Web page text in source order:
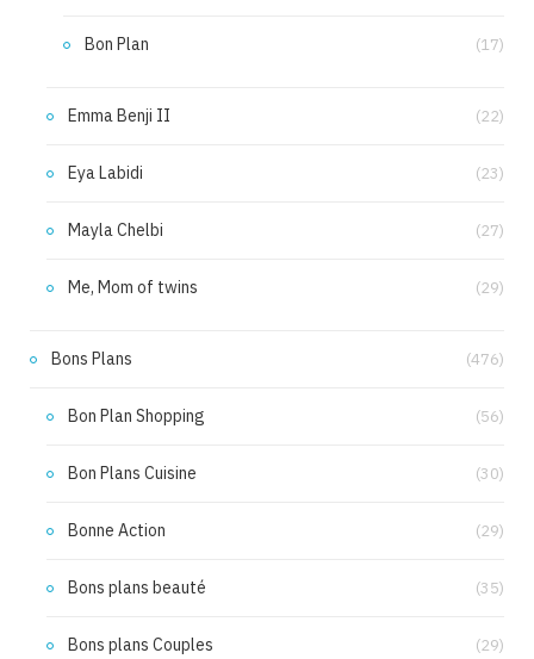
Bon Plan (17)
Emma Benji II (22)
Eya Labidi (23)
Mayla Chelbi (27)
Me, Mom of twins (29)
Bons Plans (476)
Bon Plan Shopping (56)
Bon Plans Cuisine (30)
Bonne Action (29)
Bons plans beauté (35)
Bons plans Couples (29)